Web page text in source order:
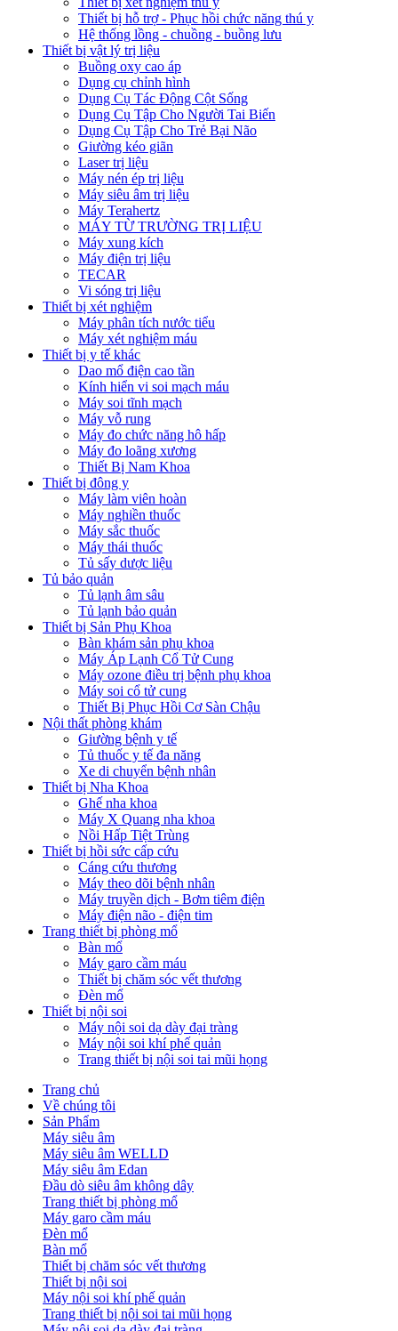
Thiết bị hỗ trợ - Phục hồi chức năng thú y
Hệ thống lồng - chuồng - buồng lưu
Thiết bị vật lý trị liệu
Buồng oxy cao áp
Dụng cụ chỉnh hình
Dụng Cụ Tác Động Cột Sống
Dụng Cụ Tập Cho Người Tai Biến
Dụng Cụ Tập Cho Trẻ Bại Não
Giường kéo giãn
Laser trị liệu
Máy nén ép trị liệu
Máy siêu âm trị liệu
Máy Terahertz
MÁY TỪ TRƯỜNG TRỊ LIỆU
Máy xung kích
Máy điện trị liệu
TECAR
Vi sóng trị liệu
Thiết bị xét nghiệm
Máy phân tích nước tiểu
Máy xét nghiệm máu
Thiết bị y tế khác
Dao mổ điện cao tần
Kính hiển vi soi mạch máu
Máy soi tĩnh mạch
Máy vỗ rung
Máy đo chức năng hô hấp
Máy đo loãng xương
Thiết Bị Nam Khoa
Thiết bị đông y
Máy làm viên hoàn
Máy nghiền thuốc
Máy sắc thuốc
Máy thái thuốc
Tủ sấy dược liệu
Tủ bảo quản
Tủ lạnh âm sâu
Tủ lạnh bảo quản
Thiết bị Sản Phụ Khoa
Bàn khám sản phụ khoa
Máy Áp Lạnh Cổ Tử Cung
Máy ozone điều trị bệnh phụ khoa
Máy soi cổ tử cung
Thiết Bị Phục Hồi Cơ Sàn Chậu
Nội thất phòng khám
Giường bệnh y tế
Tủ thuốc y tế đa năng
Xe di chuyển bệnh nhân
Thiết bị Nha Khoa
Ghế nha khoa
Máy X Quang nha khoa
Nồi Hấp Tiệt Trùng
Thiết bị hồi sức cấp cứu
Cáng cứu thương
Máy theo dõi bệnh nhân
Máy truyền dịch - Bơm tiêm điện
Máy điện não - điện tim
Trang thiết bị phòng mổ
Bàn mổ
Máy garo cầm máu
Thiết bị chăm sóc vết thương
Đèn mổ
Thiết bị nội soi
Máy nội soi dạ dày đại tràng
Máy nội soi khí phế quản
Trang thiết bị nội soi tai mũi họng
Trang chủ
Về chúng tôi
Sản Phẩm
Máy siêu âm
Máy siêu âm WELLD
Máy siêu âm Edan
Đầu dò siêu âm không dây
Trang thiết bị phòng mổ
Máy garo cầm máu
Đèn mổ
Bàn mổ
Thiết bị chăm sóc vết thương
Thiết bị nội soi
Máy nội soi khí phế quản
Trang thiết bị nội soi tai mũi họng